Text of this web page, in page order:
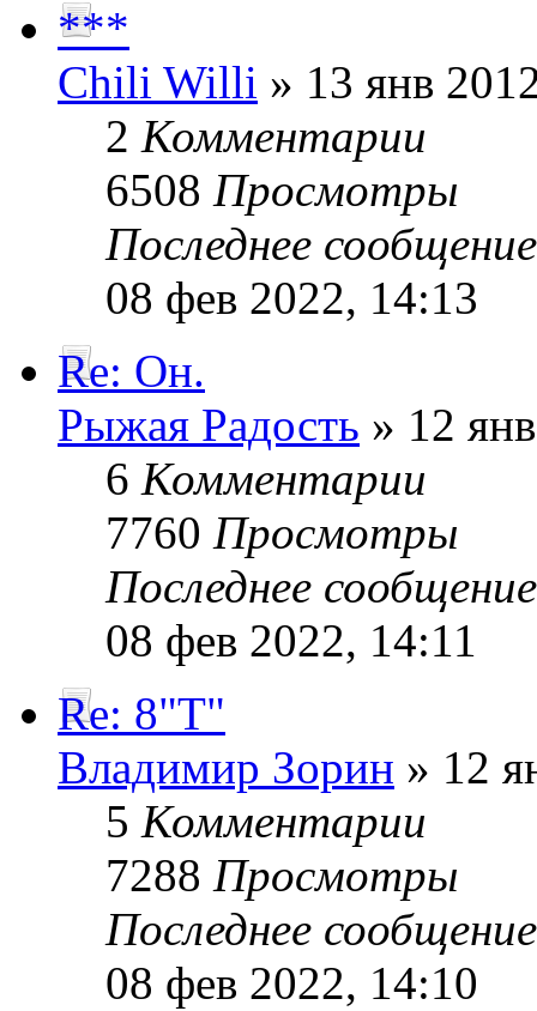
***
Chili Willi » 13 янв
2 Комментарии
6508 Просмотры
Последнее
08 фев 2022, 14:13
Re: Он.
Рыжая Радость » 12
6 Комментарии
7760 Просмотры
Последнее
08 фев 2022, 14:11
Re: 8"Т"
Владимир Зорин » 12
5 Комментарии
7288 Просмотры
Последнее
08 фев 2022, 14:10